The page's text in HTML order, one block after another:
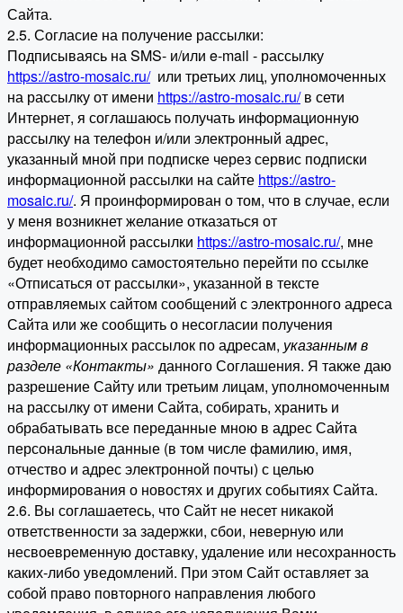
Сайта.
2.5. Согласие на получение рассылки:
Подписываясь на SMS- и/или e-mail - рассылку
https://astro-mosaic.ru/или третьих лиц, уполномоченных
на рассылку от имени https://astro-mosaic.ru/в сети
Интернет, я соглашаюсь получать информационную
рассылку на телефон и/или электронный адрес,
указанный мной при подписке через сервис подписки
информационной рассылки на сайте https://astro-
mosaic.ru/. Я проинформирован о том, что в случае, если
у меня возникнет желание отказаться от
информационной рассылки https://astro-mosaic.ru/, мне
будет необходимо самостоятельно перейти по ссылке
«Отписаться от рассылки», указанной в тексте
отправляемых сайтом сообщений с электронного адреса
Сайта или же сообщить о несогласии получения
информационных рассылок по адресам, указанным в
разделе «Контакты» данного Соглашения. Я также даю
разрешение Сайту или третьим лицам, уполномоченным
на рассылку от имени Сайта, собирать, хранить и
обрабатывать все переданные мною в адрес Сайта
персональные данные (в том числе фамилию, имя,
отчество и адрес электронной почты) с целью
информирования о новостях и других событиях Сайта.
2.6. Вы соглашаетесь, что Сайт не несет никакой
ответственности за задержки, сбои, неверную или
несвоевременную доставку, удаление или несохранность
каких-либо уведомлений. При этом Сайт оставляет за
собой право повторного направления любого